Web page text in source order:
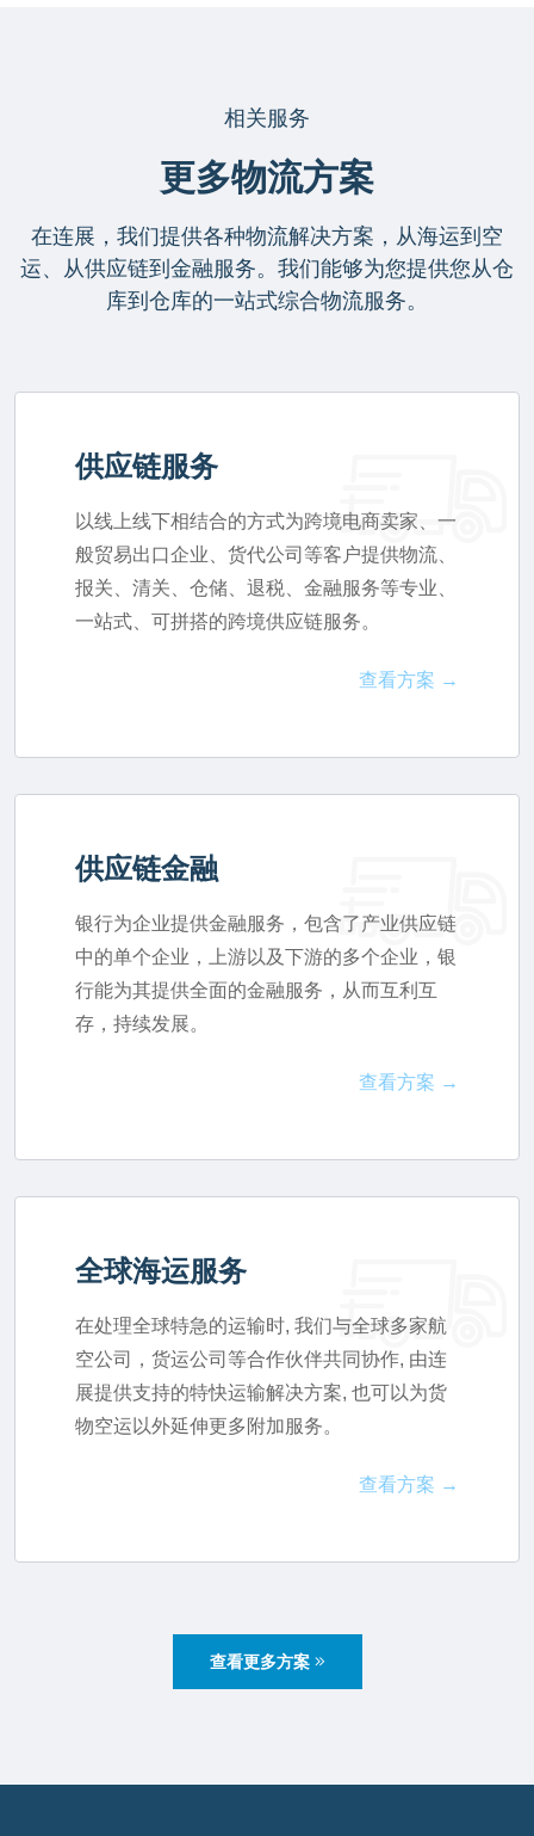
相关服务
更多物流方案
在连展，我们提供各种物流解决方案，从海运到空
运、从供应链到金融服务。我们能够为您提供您从仓
库到仓库的一站式综合物流服务。
供应链服务
以线上线下相结合的方式为跨境电商卖家、一
般贸易出口企业、货代公司等客户提供物流、
报关、清关、仓储、退税、金融服务等专业、
一站式、可拼搭的跨境供应链服务。
查看方案 →
供应链金融
银行为企业提供金融服务，包含了产业供应链
中的单个企业，上游以及下游的多个企业，银
行能为其提供全面的金融服务，从而互利互
存，持续发展。
查看方案 →
全球海运服务
在处理全球特急的运输时, 我们与全球多家航
空公司，货运公司等合作伙伴共同协作, 由连
展提供支持的特快运输解决方案, 也可以为货
物空运以外延伸更多附加服务。
查看方案 →
查看更多方案